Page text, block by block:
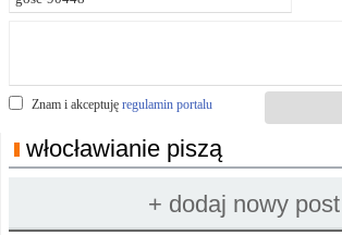
Znam i akceptuję regulamin portalu
włocławianie piszą